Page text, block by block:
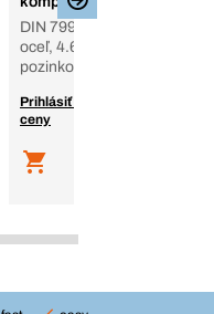
DIN 7990, EN 15048-1,
oceľ, 4.6, žiarovo
pozinkované, s maticou
Prihlásiť sa a zobraziť
ceny